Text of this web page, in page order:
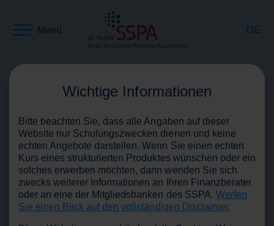
Menü DE
Medienmitteilungen und News
Medien
Wichtige Informationen
Bitte beachten Sie, dass alle Angaben auf dieser
Website nur Schulungszwecken dienen und keine
echten Angebote darstellen. Wenn Sie einen echten
Kurs eines strukturierten Produktes wünschen oder ein
solches erwerben möchten, dann wenden Sie sich
zwecks weiterer Informationen an Ihren Finanzberater
oder an eine der Mitgliedsbanken des SSPA. Werfen
Sie einen Blick auf den vollständigen Disclaimer.